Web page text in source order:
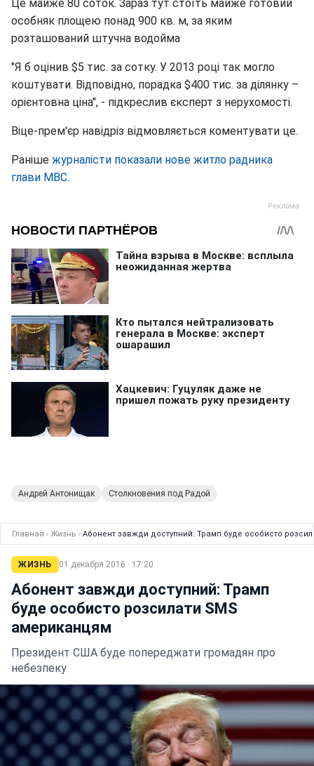
Це майже 80 соток. Зараз тут стоїть майже готовий
особняк площею понад 900 кв. м, за яким
розташований штучна водойма
"Я б оцінив $5 тис. за сотку. У 2013 році так могло
коштувати. Відповідно, порадка $400 тис. за ділянку –
орієнтовна ціна", - підкреслив єксперт з нерухомості.
Віце-прем'єр навідріз відмовляється коментувати це.
Раніше журналісти показали нове житло радника
глави МВС.
Андрей Антонищак Столкновения под Радой
Главная › Жизнь › Абонент завжди доступний: Трамп буде особисто
ЖИЗНЬ 01 декабря 2016 · 17:20
Абонент завжди доступний: Трамп
буде особисто розсилати SMS
американцям
Президент США буде попереджати громадян про
небезпеку